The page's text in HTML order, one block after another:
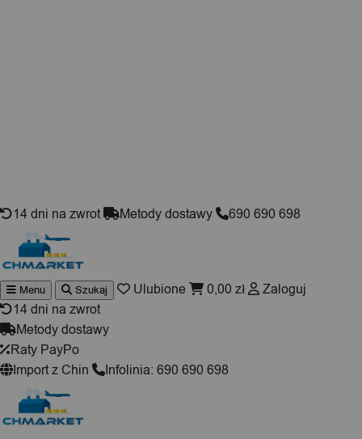
14 dni na zwrot Metody dostawy 690 690 698
Wyszukiwarka
produktów
Menu Szukaj Ulubione 0,00 zł
Zaloguj
14 dni na zwrot
Metody dostawy
Raty PayPo
Import z Chin
Infolinia: 690 690 698